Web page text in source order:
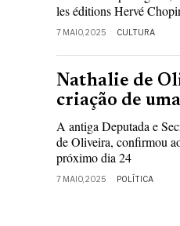
les éditions Hervé
7 MAIO, 2025 CULTURA
Nathalie de
criação de
A antiga Deputada e
de Oliveira, confirmou
próximo dia 24
7 MAIO, 2025 POLÍTICA